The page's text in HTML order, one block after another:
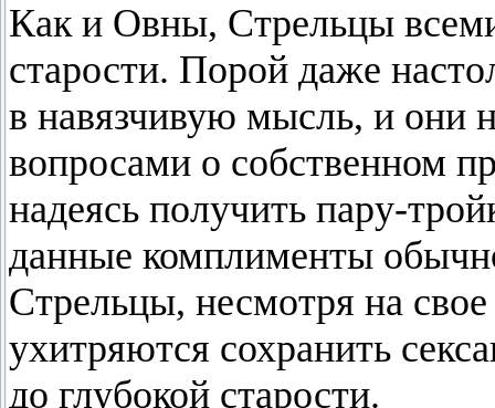
Как и Овны, Стрельцы
старости. Порой даже
в навязчивую мысль, и они
вопросами о собственном
надеясь получить пару-
данные комплименты
Стрельцы, несмотря на
ухитряются сохранить
до глубокой старости.